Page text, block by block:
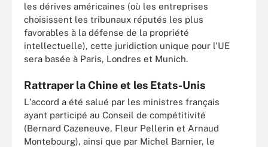
les dérives américaines (où les entreprises
choisissent les tribunaux réputés les plus
favorables à la défense de la propriété
intellectuelle), cette juridiction unique pour l'UE
sera basée à Paris, Londres et Munich.
Rattraper la Chine et les Etats-Unis
L'accord a été salué par les ministres français
ayant participé au Conseil de compétitivité
(Bernard Cazeneuve, Fleur Pellerin et Arnaud
Montebourg), ainsi que par Michel Barnier, le